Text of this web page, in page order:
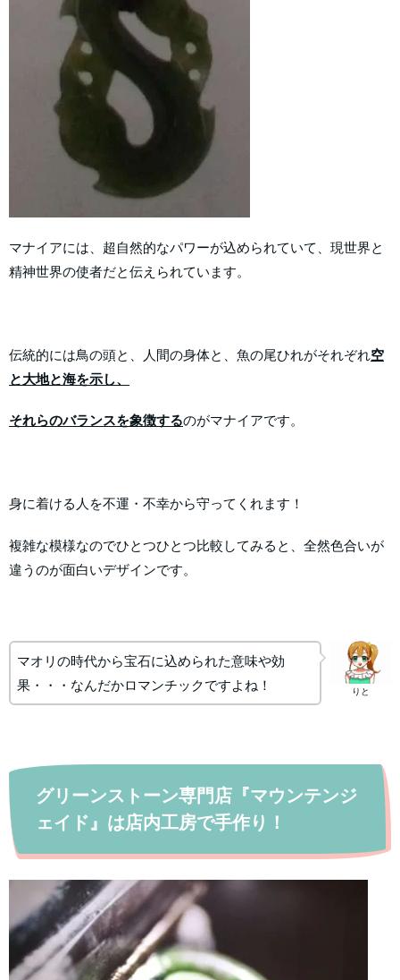
マナイアには、超自然的なパワーが込められていて、現世界と
精神世界の使者だと伝えられています。
伝統的には鳥の頭と、人間の身体と、魚の尾ひれがそれぞれ空
と大地と海を示し、
それらのバランスを象徴するのがマナイアです。
身に着ける人を不運・不幸から守ってくれます！
複雑な模様なのでひとつひとつ比較してみると、全然色合いが
違うのが面白いデザインです。
りと
マオリの時代から宝石に込められた意味や効
果・・・なんだかロマンチックですよね！
グリーンストーン専門店『マウンテンジ
ェイド』は店内工房で手作り！